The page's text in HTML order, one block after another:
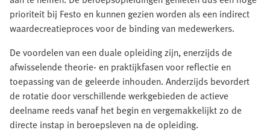
prioriteit bij Festo en kunnen gezien worden als een indirect
waardecreatieproces voor de binding van medewerkers.
De voordelen van een duale opleiding zijn, enerzijds de
afwisselende theorie- en praktijkfasen voor reflectie en
toepassing van de geleerde inhouden. Anderzijds bevordert
de rotatie door verschillende werkgebieden de actieve
deelname reeds vanaf het begin en vergemakkelijkt zo de
directe instap in beroepsleven na de opleiding.